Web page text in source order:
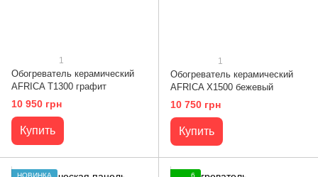
1
Обогреватель керамический
AFRICA Т1300 графит
10 950 грн
Купить
1
Обогреватель керамический
AFRICA X1500 бежевый
10 750 грн
Купить
НОВИНКА
6